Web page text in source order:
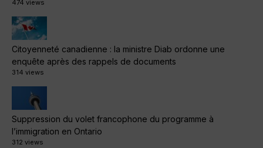
474 views
Citoyenneté canadienne : la ministre Diab ordonne une
enquête après des rappels de documents
314 views
Suppression du volet francophone du programme à
l’immigration en Ontario
312 views